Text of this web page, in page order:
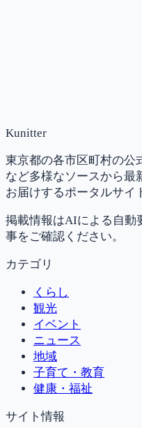
Kunitter
東京都の各市区町村の公
など多様なソースから最
お届けするポータルサイ
掲載情報はAIによる自動
事をご確認ください。
カテゴリ
くらし
観光
イベント
ニュース
地域
子育て・教育
健康・福祉
サイト情報